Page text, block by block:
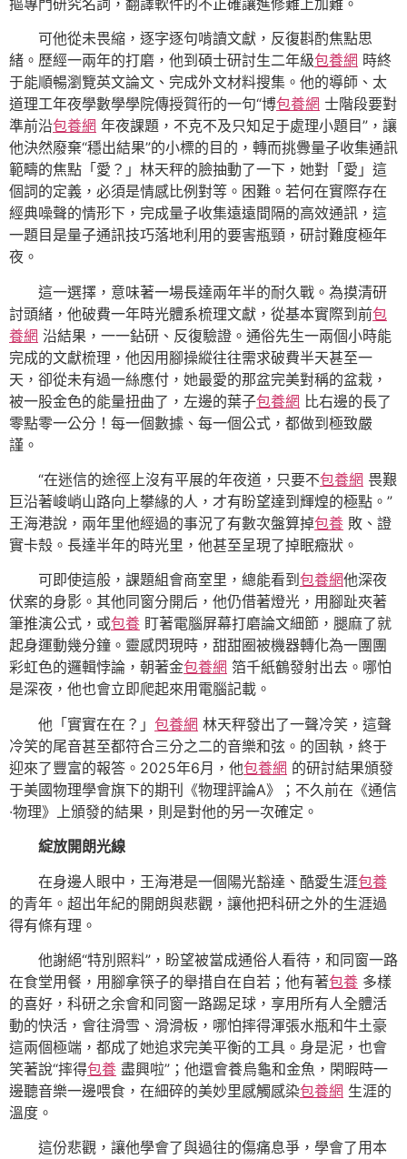
可他從未畏縮，逐字逐句啃讀文獻，反復斟酌焦點思
緒。歷經一兩年的打磨，他到碩士研討生二年級包養網 時終
于能順暢瀏覽英文論文、完成外文材料搜集。他的導師、太
道理工年夜學數學學院傳授賀衎的一句“博包養網 士階段要對
準前沿包養網 年夜課題，不克不及只知足于處理小題目”，讓
他決然廢棄“穩出結果”的小標的目的，轉而挑釁量子收集通訊
範疇的焦點「愛？」林天秤的臉抽動了一下，她對「愛」這
個詞的定義，必須是情感比例對等。困難。若何在實際存在
經典噪聲的情形下，完成量子收集遠遠間隔的高效通訊，這
一題目是量子通訊技巧落地利用的要害瓶頸，研討難度極年
夜。
這一選擇，意味著一場長達兩年半的耐久戰。為摸清研
討頭緒，他破費一年時光體系梳理文獻，從基本實際到前包
養網 沿結果，一一鉆研、反復驗證。通俗先生一兩個小時能
完成的文獻梳理，他因用腳操縱往往需求破費半天甚至一
天，卻從未有過一絲應付，她最愛的那盆完美對稱的盆栽，
被一股金色的能量扭曲了，左邊的葉子包養網 比右邊的長了
零點零一公分！每一個數據、每一個公式，都做到極致嚴
謹。
“在迷信的途徑上沒有平展的年夜道，只要不包養網 畏艱
巨沿著峻峭山路向上攀緣的人，才有盼望達到輝煌的極點。”
王海港說，兩年里他經過的事況了有數次盤算掉包養 敗、證
實卡殼。長達半年的時光里，他甚至呈現了掉眠癥狀。
可即使這般，課題組會商室里，總能看到 包養網他深夜
伏案的身影。其他同窗分開后，他仍借著燈光，用腳趾夾著
筆推演公式，或包養 盯著電腦屏幕打磨論文細節，腿麻了就
起身運動幾分鐘。靈感閃現時，甜甜圈被機器轉化為一團團
彩虹色的邏輯悖論，朝著金包養網 箔千紙鶴發射出去。哪怕
是深夜，他也會立即爬起來用電腦記載。
他「實實在在？」 包養網 林天秤發出了一聲冷笑，這聲
冷笑的尾音甚至都符合三分之二的音樂和弦。的固執，終于
迎來了豐富的報答。2025年6月，他包養網 的研討結果頒發
于美國物理學會旗下的期刊《物理評論A》；不久前在《通信
·物理》上頒發的結果，則是對他的另一次確定。
綻放開朗光線
在身邊人眼中，王海港是一個陽光豁達、酷愛生涯包養
的青年。超出年紀的開朗與悲觀，讓他把科研之外的生涯過
得有條有理。
他謝絕“特別照料”，盼望被當成通俗人看待，和同窗一路
在食堂用餐，用腳拿筷子的舉措自在自若；他有著包養 多樣
的喜好，科研之余會和同窗一路踢足球，享用所有人全體活
動的快活，會往滑雪、滑滑板，哪怕摔得渾張水瓶和牛土豪
這兩個極端，都成了她追求完美平衡的工具。身是泥，也會
笑著說“摔得包養 盡興啦”；他還會養烏龜和金魚，閑暇時一
邊聽音樂一邊喂食，在細碎的美妙里感觸感染包養網 生涯的
溫度。
這份悲觀，讓他學會了與過往的傷痛息爭，學會了用本